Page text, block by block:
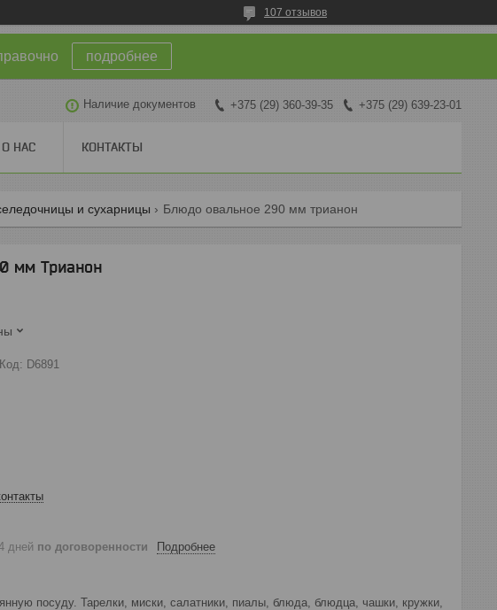
107 отзывов
подробнее
Наличие документов +375 (29) 360-39-35 +375 (29) 639-23-01
О НАС КОНТАКТЫ
и сухарницы Блюдо овальное 290 мм трианон
мм Трианон
Код: D6891
дней по договоренности Подробнее
посуду. Тарелки, миски, салатники, пиалы, блюда, блюдца, чашки, кружки,